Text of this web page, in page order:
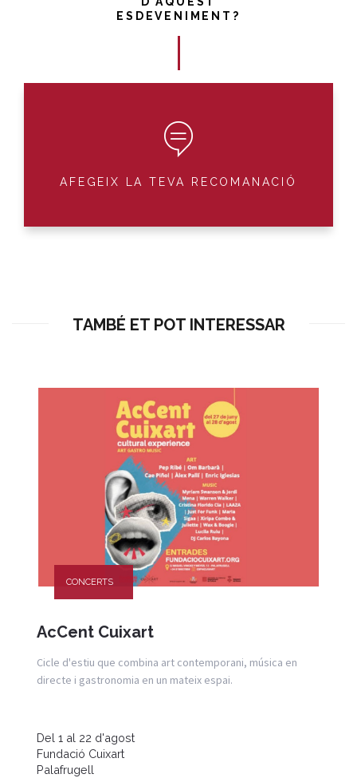
ESDEVENIMENT?
AFEGEIX LA TEVA RECOMANACIÓ
TAMBÉ ET POT INTERESSAR
CONCERTS
AcCent Cuixart
Cicle d'estiu que combina art contemporani, música en
directe i gastronomia en un mateix espai.
Del 1 al 22 d'agost
Fundació Cuixart
Palafrugell